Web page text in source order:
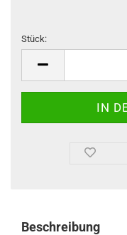
Stück:
Beschreibung